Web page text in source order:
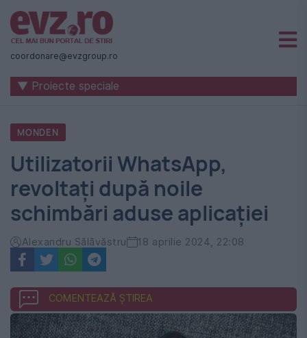
Știri
naționale
internaționale
România
-
Evenimentul
Zilei
coordonare@evzgroup.ro
▼ Proiecte speciale
MONDEN
Utilizatorii WhatsApp,
revoltați după noile
schimbări aduse aplicației
Alexandru Sălăvăstru 18 aprilie 2024, 22:08
COMENTEAZĂ ȘTIREA